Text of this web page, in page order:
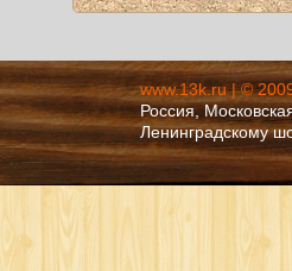
www.13k.ru | ©
Россия,
Ленинградскому